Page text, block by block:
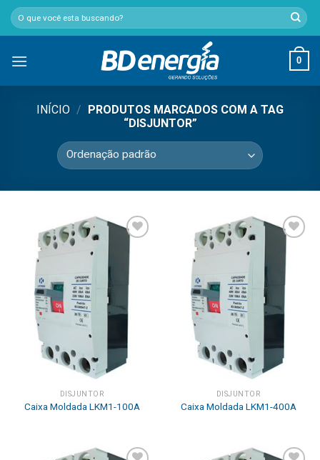
SkipPesquisar
por:
0
INÍCIO / PRODUTOS MARCADOS COM A TAG
“DISJUNTOR”
Add to
wishlist
DISJUNTOR
Caixa Moldada LKM1-100A
Add to
wishlist
DISJUNTOR
Caixa Moldada LKM1-400A